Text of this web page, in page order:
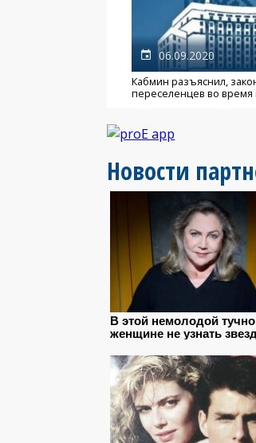
06.09.2020
Кабмин разъяснил,
переселенцев во время
Новости